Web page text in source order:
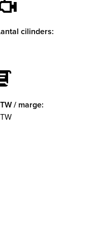
cilinders:
/ marge: